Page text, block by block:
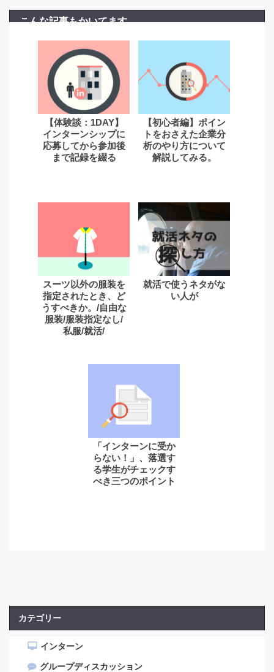
こんな記事もかいてます
【体験談：1DAY】
インターンシップに
応募してから参加後
まで記録を綴る
【初心者編】ポイン
トをおさえた企業分
析のやり方について
解説してみる。
スーツ以外の服装を
指定されたとき、ど
うすべきか。/自由な
服装/服装指定なし/
私服/就活/
就活で使うネタがな
い人が
「インターンに受か
らない！」、落選す
る学生がチェックす
べき三つのポイント
カテゴリー
インターン
グループディスカッション